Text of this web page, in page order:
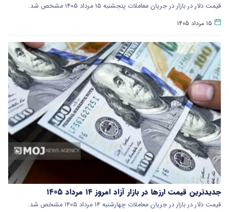
قیمت دلار در بازار در جریان معاملات پنجشنبه ۱۵ مرداد ۱۴۰۵ مشخص شد.
۱۵ مرداد ۱۴۰۵
جدیدترین قیمت ارزها در بازار آزاد امروز ۱۴ مرداد ۱۴۰۵
قیمت دلار در بازار در جریان معاملات چهارشنبه ۱۴ مرداد ۱۴۰۵ مشخص شد.